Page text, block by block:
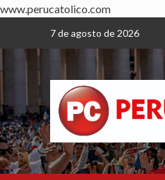
www.perucatolico.com
content
7 de agosto de 2026